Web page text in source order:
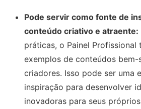
Pode servir como fonte de
conteúdo criativo e atraente:
práticas, o Painel Profissional
exemplos de conteúdos
criadores. Isso pode ser uma
inspiração para desenvolver
inovadoras para seus próprios